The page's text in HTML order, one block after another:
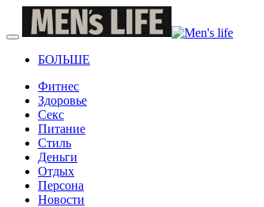
БОЛЬШЕ
Фитнес
Здоровье
Секс
Питание
Стиль
Деньги
Отдых
Персона
Новости